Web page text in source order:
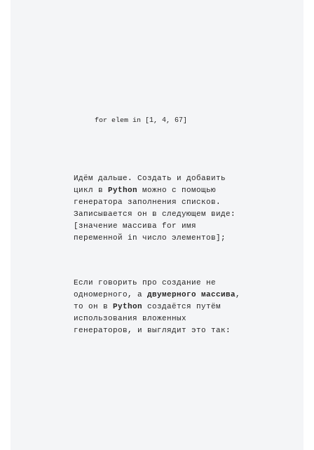
for elem in [1, 4, 67]
Идём дальше. Создать и добавить
цикл в Python можно с помощью
генератора заполнения списков.
Записывается он в следующем виде:
[значение массива for имя
переменной in число элементов];
Если говорить про создание не
одномерного, а двумерного массива,
то он в Python создаётся путём
использования вложенных
генераторов, и выглядит это так: